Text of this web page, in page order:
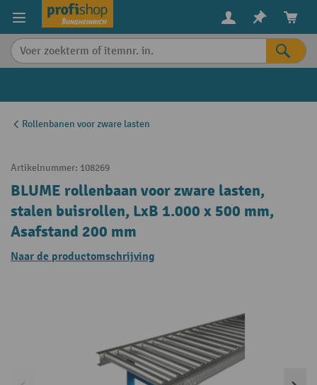
content
Rollenbanen voor zware lasten
Artikelnummer: 108269
BLUME rollenbaan voor zware lasten,
stalen buisrollen, LxB 1.000 x 500 mm,
Asafstand 200 mm
Naar de productomschrijving